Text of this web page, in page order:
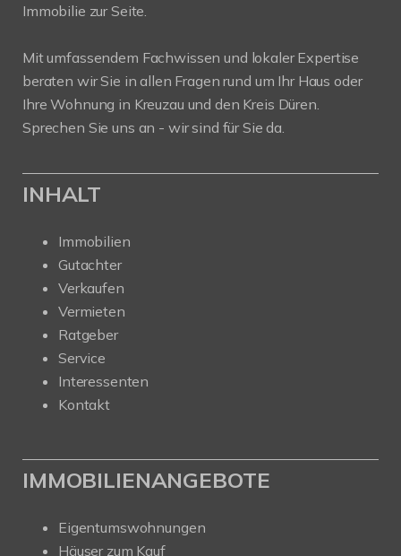
Immobilie zur Seite.
Mit umfassendem Fachwissen und lokaler Expertise
beraten wir Sie in allen Fragen rund um Ihr Haus oder
Ihre Wohnung in Kreuzau und den Kreis Düren.
Sprechen Sie uns an - wir sind für Sie da.
INHALT
Immobilien
Gutachter
Verkaufen
Vermieten
Ratgeber
Service
Interessenten
Kontakt
IMMOBILIENANGEBOTE
Eigentumswohnungen
Häuser zum Kauf